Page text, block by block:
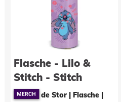
Flasche - Lilo &
Stitch - Stitch
de Stor | Flasche